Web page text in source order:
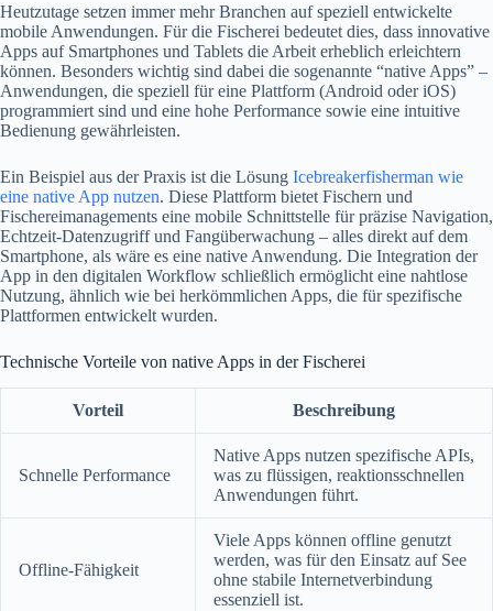
Heutzutage setzen immer mehr Branchen auf speziell entwickelte
mobile Anwendungen. Für die Fischerei bedeutet dies, dass innovative
Apps auf Smartphones und Tablets die Arbeit erheblich erleichtern
können. Besonders wichtig sind dabei die sogenannte “native Apps” –
Anwendungen, die speziell für eine Plattform (Android oder iOS)
programmiert sind und eine hohe Performance sowie eine intuitive
Bedienung gewährleisten.
Ein Beispiel aus der Praxis ist die Lösung Icebreakerfisherman wie
eine native App nutzen. Diese Plattform bietet Fischern und
Fischereimanagements eine mobile Schnittstelle für präzise Navigation,
Echtzeit-Datenzugriff und Fangüberwachung – alles direkt auf dem
Smartphone, als wäre es eine native Anwendung. Die Integration der
App in den digitalen Workflow schließlich ermöglicht eine nahtlose
Nutzung, ähnlich wie bei herkömmlichen Apps, die für spezifische
Plattformen entwickelt wurden.
Technische Vorteile von native Apps in der Fischerei
Vorteil Beschreibung
Schnelle Performance
Native Apps nutzen spezifische APIs,
was zu flüssigen, reaktionsschnellen
Anwendungen führt.
Offline-Fähigkeit
Viele Apps können offline genutzt
werden, was für den Einsatz auf See
ohne stabile Internetverbindung
essenziell ist.